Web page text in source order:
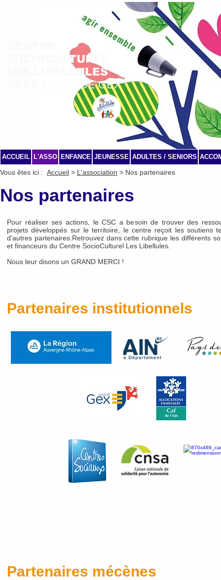
SOCIOCULTUREL
LES LIBELLULES
GEX ET PAYS DE GEX
ACCUEIL L'ASSO ENFANCE JEUNESSE ADULTES / SENIORS
Vous êtes ici : Accueil > L'association > Nos partenaires
Nos partenaires
Pour réaliser ses actions, le CSC a besoin de trouver des
projets développés sur le territoire, le centre reçoit les soutiens
d'autres partenaires.Retrouvez dans cette rubrique les différents
et financeurs du Centre SocioCulturel Les Libellules.
Nous leur disons un GRAND MERCI !
Partenaires institutionnels
Partenaires mécènes